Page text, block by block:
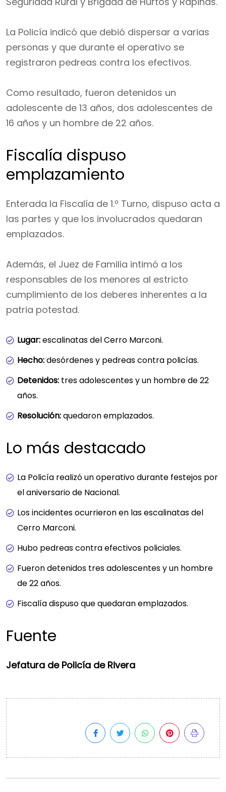
La Policía indicó que debió dispersar a varias
personas y que durante el operativo se
registraron pedreas contra los efectivos.
Como resultado, fueron detenidos un
adolescente de 13 años, dos adolescentes de
16 años y un hombre de 22 años.
Fiscalía dispuso
emplazamiento
Enterada la Fiscalía de 1.º Turno, dispuso acta a
las partes y que los involucrados quedaran
emplazados.
Además, el Juez de Familia intimó a los
responsables de los menores al estricto
cumplimiento de los deberes inherentes a la
patria potestad.
Lugar:escalinatas del Cerro Marconi.
Hecho:desórdenes y pedreas contra policías.
Detenidos: tres adolescentes y un hombre de 22
años.
Resolución:quedaron emplazados.
Lo más destacado
La Policía realizó un operativo durante festejos por
el aniversario de Nacional.
Los incidentes ocurrieron en las escalinatas del
Cerro Marconi.
Hubo pedreas contra efectivos policiales.
Fueron detenidos tres adolescentes y un hombre
de 22 años.
Fiscalía dispuso que quedaran emplazados.
Fuente
Jefatura de Policía de Rivera